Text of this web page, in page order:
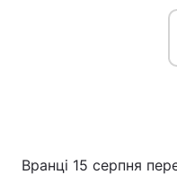
Вранці 15 серпня